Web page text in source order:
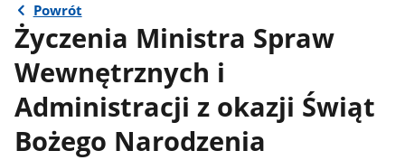
Powrót
Życzenia Ministra Spraw
Wewnętrznych i
Administracji z okazji Świąt
Bożego Narodzenia